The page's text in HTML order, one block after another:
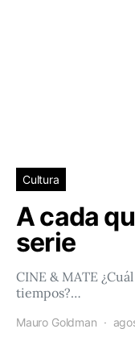
Cultura
A cada
serie
CINE & MATE
tiempos?…
Mauro Goldman